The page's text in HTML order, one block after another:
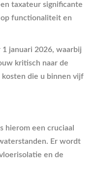
taxateur significante
functionaliteit en
januari 2026, waarbij
kritisch naar de
kosten die u binnen vijf
hierom een cruciaal
Er wordt
en de